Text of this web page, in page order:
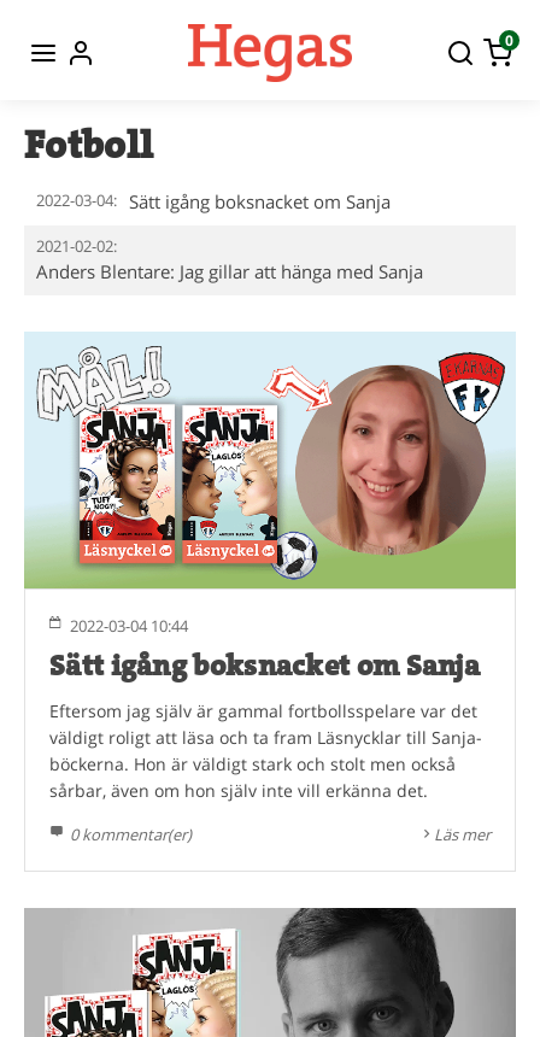
0
Fotboll
2022-03-04: Sätt igång boksnacket om Sanja
2021-02-02:
Anders Blentare: Jag gillar att hänga med Sanja
2022-03-04 10:44
Sätt igång boksnacket om Sanja
Eftersom jag själv är gammal fortbollsspelare var det
väldigt roligt att läsa och ta fram Läsnycklar till Sanja-
böckerna. Hon är väldigt stark och stolt men också
sårbar, även om hon själv inte vill erkänna det.
0 kommentar(er) Läs mer